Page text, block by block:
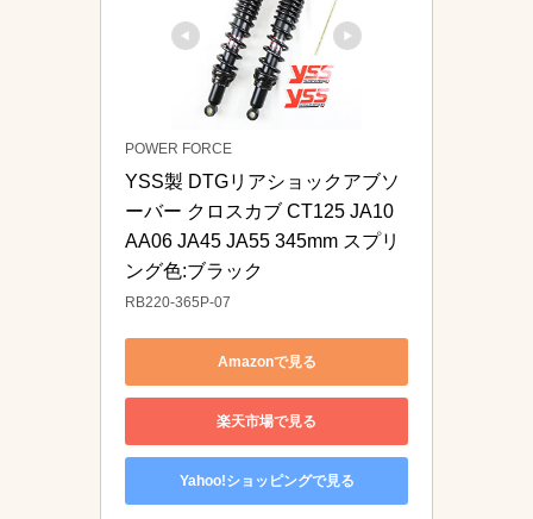
POWER FORCE
YSS製 DTGリアショックアブソ
ーバー クロスカブ CT125 JA10
AA06 JA45 JA55 345mm スプリ
ング色:ブラック
RB220-365P-07
Amazonで見る
楽天市場で見る
Yahoo!ショッピングで見る